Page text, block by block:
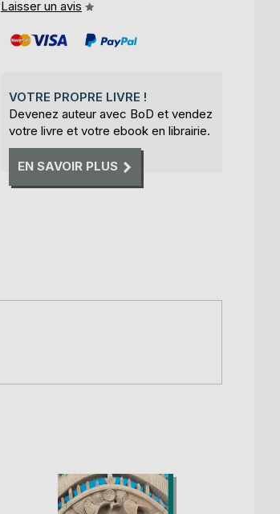
Laisser un avis
VOTRE PROPRE LIVRE !
Devenez auteur avec BoD et vendez
votre livre et votre ebook en librairie.
EN SAVOIR PLUS